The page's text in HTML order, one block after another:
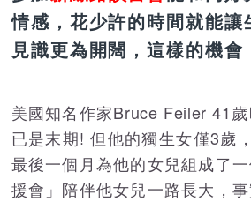
情感，花少許的時間就能讓
見識更為開闊，這樣的機會
美國知名作家Bruce Feiler 41
已是末期! 但他的獨生女僅3歲
最後一個月為他的女兒組成了
援會」陪伴他女兒一路長大，